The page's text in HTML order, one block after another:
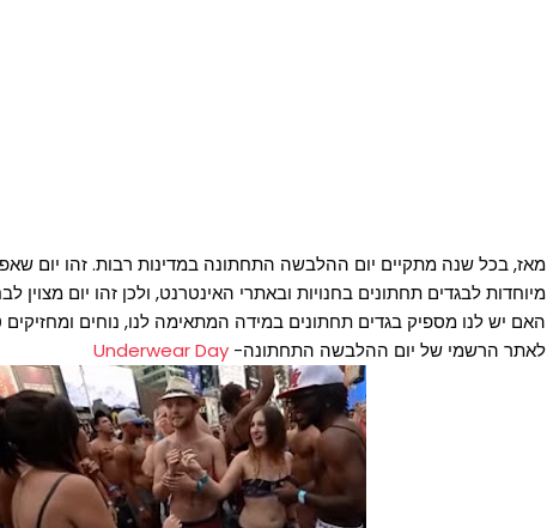
מאז, בכל שנה מתקיים יום ההלבשה התחתונה במדינות רבות. זהו יום
מיוחדות לבגדים תחתונים בחנויות ובאתרי האינטרנט, ולכן זהו יום
האם יש לנו מספיק בגדים תחתונים במידה המתאימה לנו, נוחים
לאתר הרשמי של יום ההלבשה התחתונה- Underwear Day